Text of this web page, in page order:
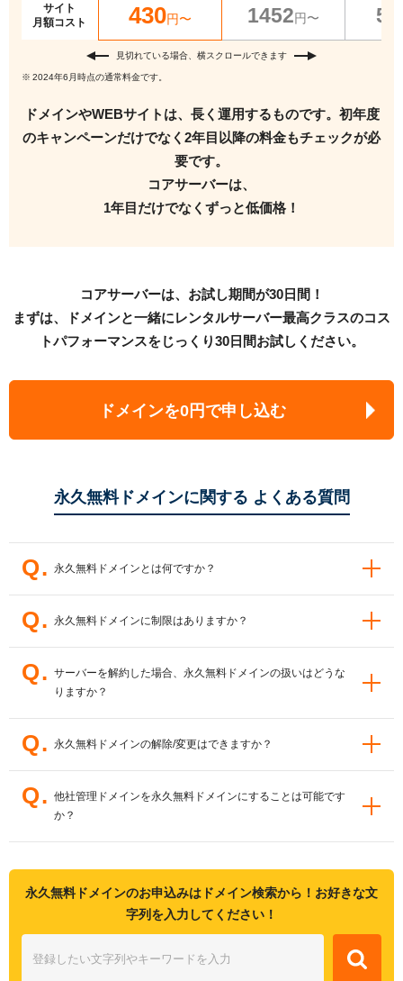
サイト
月額コスト
430円〜 1452円〜
見切れている場合、横スクロールできます
2024年6月時点の通常料金です。
ドメインやWEBサイトは、長く運用するものです。 初年度
のキャンペーンだけでなく2年目以降の料金もチェックが必
要です。
コアサーバーは、
1年目だけでなくずっと低価格！
コアサーバーは、お試し期間が30日間！
まずは、ドメインと一緒にレンタルサーバー最高クラスのコス
トパフォーマンスをじっくり30日間お試しください。
ドメインを0円で申し込む
永久無料ドメインに関する よくある質問
永久無料ドメインとは何ですか？
CORESERVER V2サーバーをご契約いただくことで、ドメインの
永久無料の対象となる条件（どちらか一つ）
CORESERVER V2サーバーと同時にお申込みいただく新規登録
てご利用のドメイン
.com / .net / .org / .biz / .info / .jp（ローマ字.jp / 日本語.jp）
永久無料ドメインに制限はありますか？
お客様側での更新手続き、ドメインのユーザー間移動手続きを除
き、ドメインの設定操作に対する制限はありません。
永久無料ドメ
サーバーを解約した場合、永久無料ドメインの扱いはどうな
りますか？
他のドメインと変わらずご利用いただけます。
なお、サーバー解約
永久無料ドメインの解除/変更はできますか？
ご希望により対応を承ります。 お問い合わせフォームよりご連絡く
ださい。
他社管理ドメインを永久無料ドメインにすることは可能です
か？
ドメイン移管後にCORESERVER V2プランをご契約いただき、ド
メインの紐付けを行うと永久無料特典が適用されます。
永久無料ドメインのお申込みはドメイン検索から！お好きな文
字列を入力してください！